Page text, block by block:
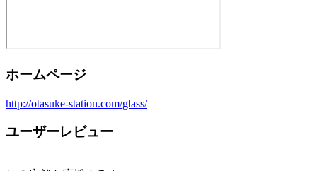
ホームページ
http://otasuke-station.com/glass/
ユーザーレビュー